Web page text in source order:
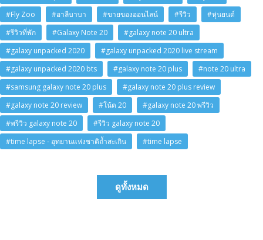
#Fly Zoo
#อาลีบาบา #ขายของออนไลน์ #รีวิว
#หุ่นยนต์
#รีวิวที่พัก
#Galaxy Note 20
#galaxy note 20 ultra
#galaxy unpacked 2020
#galaxy unpacked 2020 live stream
#galaxy unpacked 2020 bts
#galaxy note 20 plus
#note 20 ultra
#samsung galaxy note 20 plus
#galaxy note 20 plus review
#galaxy note 20 review
#โน้ต 20
#galaxy note 20 พรีวิว
#พรีวิว galaxy note 20
#รีวิว galaxy note 20
#time lapse - อุทยานแห่งชาติถ้ำสะเกิน
#time lapse
ดูทั้งหมด